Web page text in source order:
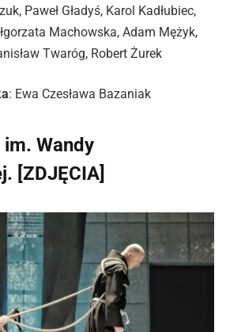
Paweł Gładyś, Karol Kadłubiec,
Machowska, Adam Mężyk,
Twaróg, Robert Żurek
: Ewa Czesława Bazaniak
Wandy
[ZDJĘCIA]